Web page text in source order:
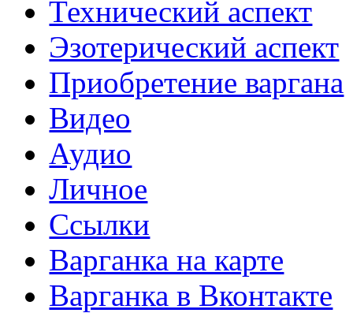
Технический аспект
Эзотерический аспект
Приобретение варгана
Видео
Аудио
Личное
Ссылки
Варганка на карте
Варганка в Вконтакте